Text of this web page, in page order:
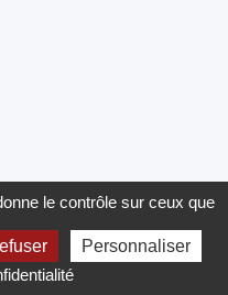
le contrôle sur ceux que
Personnaliser